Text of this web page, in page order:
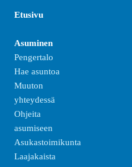
Etusivu
Asuminen
Pengertalo
Hae asuntoa
Muuton
yhteydessä
Ohjeita
asumiseen
Asukastoimikunta
Laajakaista